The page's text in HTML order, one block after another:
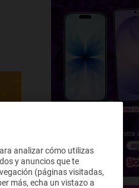
analizar cómo utilizas
y anuncios que te
(páginas visitadas,
más, echa un vistazo a